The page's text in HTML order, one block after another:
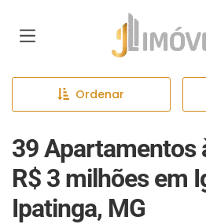
Página inicial
Ordenar
39 Apartamentos
R$ 3 milhões em
Ipatinga, MG